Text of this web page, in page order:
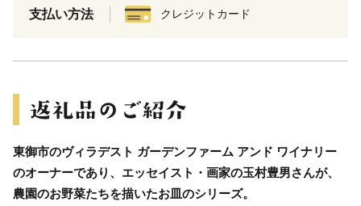
支払い方法 クレジットカード
東御市のヴィラデスト ガーデンファーム アンド ワイナリー
のオーナーであり、エッセイスト・画家の玉村豊男さんが、
農園のお野菜たちを描いたお皿のシリーズ。